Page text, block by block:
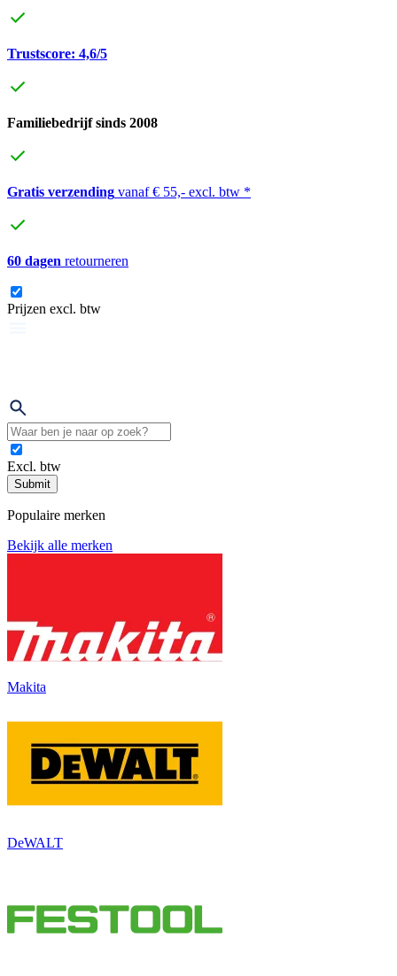
Trustscore: 4,6/5
Familiebedrijf sinds 2008
Gratis verzending vanaf € 55,- excl. btw *
60 dagen retourneren
Prijzen excl. btw
Excl. btw
Submit
Populaire merken
Bekijk alle merken
Makita
DeWALT